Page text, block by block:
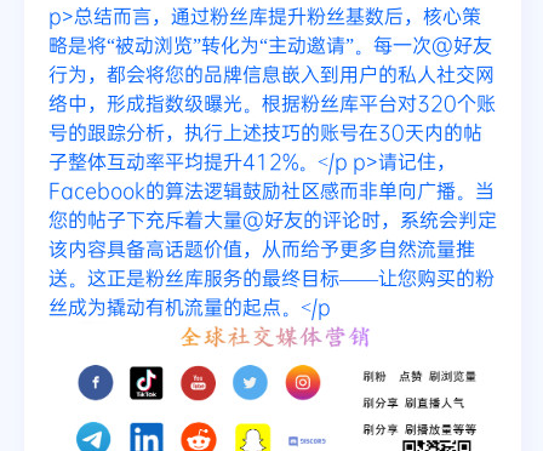
p>总结而言，通过粉丝库提升粉丝基数后，核心策
略是将“被动浏览”转化为“主动邀请”。每一次@好友
行为，都会将您的品牌信息嵌入到用户的私人社交网
络中，形成指数级曝光。根据粉丝库平台对320个账
号的跟踪分析，执行上述技巧的账号在30天内的帖
子整体互动率平均提升412%。</p p>请记住，
Facebook的算法逻辑鼓励社区感而非单向广播。当
您的帖子下充斥着大量@好友的评论时，系统会判定
该内容具备高话题价值，从而给予更多自然流量推
送。这正是粉丝库服务的最终目标——让您购买的粉
丝成为撬动有机流量的起点。</p